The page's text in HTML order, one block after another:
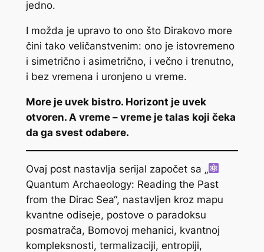
jedno.
I možda je upravo to ono što Dirakovo more
čini tako veličanstvenim: ono je istovremeno
i simetrično i asimetrično, i večno i trenutno,
i bez vremena i uronjeno u vreme.
More je uvek bistro. Horizont je uvek
otvoren. A vreme – vreme je talas koji čeka
da ga svest odabere.
Ovaj post nastavlja serijal započet sa „
Quantum Archaeology: Reading the Past
from the Dirac Sea“, nastavljen kroz mapu
kvantne odiseje, postove o paradoksu
posmatrača, Bomovoj mehanici, kvantnoj
kompleksnosti, termalizaciji, entropiji,